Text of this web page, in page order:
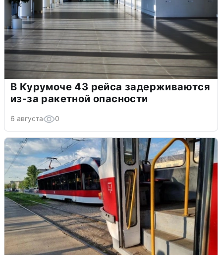
В Курумоче 43 рейса задерживаются
из-за ракетной опасности
6 августа 0